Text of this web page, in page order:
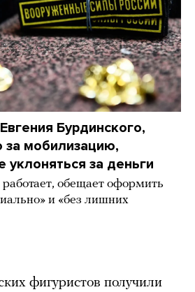
Бурдинского,
за мобилизацию,
уклоняться за деньги
обещает оформить
и «без лишних
фигуристов получили